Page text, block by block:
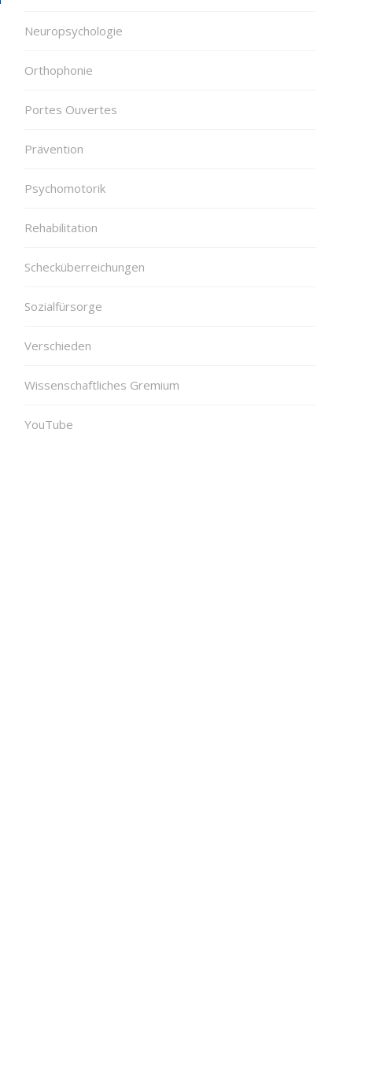
Neuropsychologie
Orthophonie
Portes Ouvertes
Prävention
Psychomotorik
Rehabilitation
Schecküberreichungen
Sozialfürsorge
Verschieden
Wissenschaftliches Gremium
YouTube